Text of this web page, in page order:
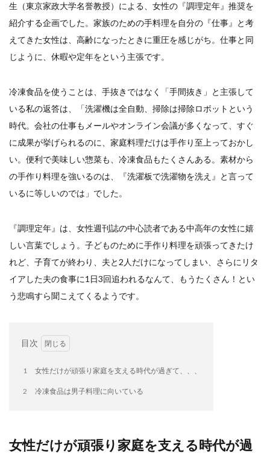
生（東京家政大学名誉教授）による、女性の『調理定年』推奨を
紹介する企画でした。家族のための手料理を自分の『仕事』と考
えてきた女性は、高齢になったときに重圧を感じがち。仕事と同
じように、休暇や定年をという主張です。
冷凍食品を使うことは、手抜きではなく「手間抜き」と主張して
いる私の返答は、「洗濯機は全自動、掃除は掃除ロボットという
時代。会社の仕事もメールやオンライン会議が多くなって、すぐ
に成果が挙げられるのに、家庭料理だけは手作り至上っておかし
い。便利で美味しい惣菜も、冷凍食品もたくさんある。素材から
の手作り料理を強いるのは、『洗濯板で洗濯物を洗え』と言って
いるに等しいのでは」でした。
『調理定年』は、女性週刊誌の中心読者である中高年の女性に嬉
しい言葉でしょう。子どものために手作り料理を頑張ってきたけ
れど、子育てが終わり、夫と2人だけになってしまい、さらにリタ
イアした夫の食事に1日3回追われるなんて、もうたくさん！とい
う悲鳴すら聞こえてくるようです。
目次
1 女性だけが頑張り家庭を支える時代が過ぎて、、、
2 冷凍食品は男子料理に向いている
女性だけが頑張り家庭を支える時代が過
Strategic Cooking Management
bibigo
Global menu
Instagram SDGs
アレルギー
アレルゲン
アレンジ
アレンジレシピ
セカンド冷凍庫
たれつき肉焼売
国産
冷凍食品ジャーナリスト山本純子の『冷凍食品のはなし』
冷凍から揚げ
冷凍やけ
冷凍ラーメン
冷凍弁当
冷凍焼売
冷凍食品
冷凍食品ライフハック
回鍋肉
低糖質 ワンプレート
チャミスル
ビビゴ
なにわ パーティー
パーティー餃子
パックご飯
ハロウィン
ハンギョドン